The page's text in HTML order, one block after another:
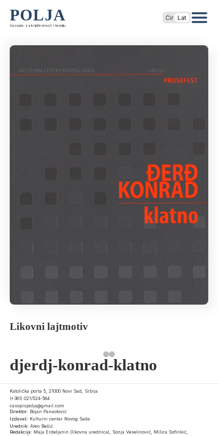
POLJA
časopis za književnost i teoriju
Ćir Lat
Likovni lajtmotiv
djerdj-konrad-klatno
Katolička porta 5, 21000 Novi Sad, Srbija
(+381) 021/524-584
casopispolja@gmail.com
Direktor: Bojan Panaotović
Izdavač: Kulturni centar Novog Sada
Urednik: Alen Bešić
Redakcija: Maja Erdeljanin (likovna urednica), Sonja Veselinović, Milica Sofinkić,